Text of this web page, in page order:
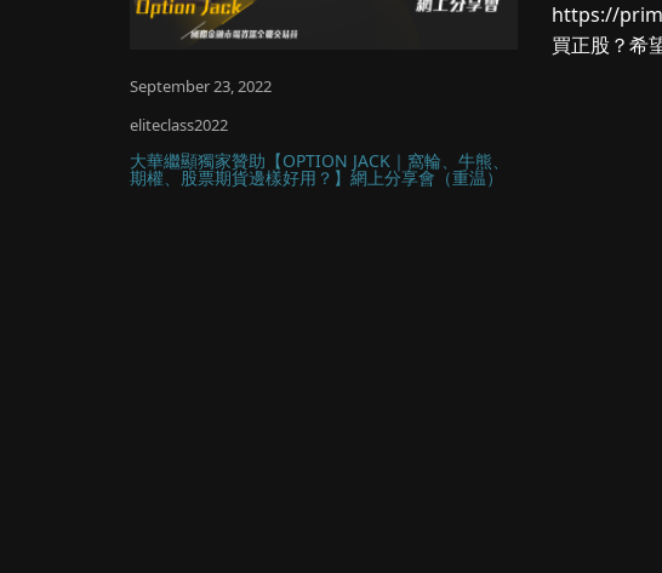
September 23, 2022
eliteclass2022
大華繼顯獨家贊助【OPTION JACK｜窩輪、牛熊、
期權、股票期貨邊樣好用？】網上分享會（重温）
https://
買正股？希